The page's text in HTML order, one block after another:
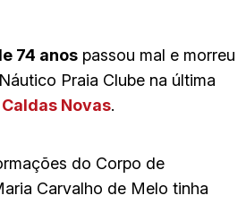
74 anos passou mal e morreu
Praia Clube na última
Caldas Novas.
do Corpo de
Carvalho de Melo tinha